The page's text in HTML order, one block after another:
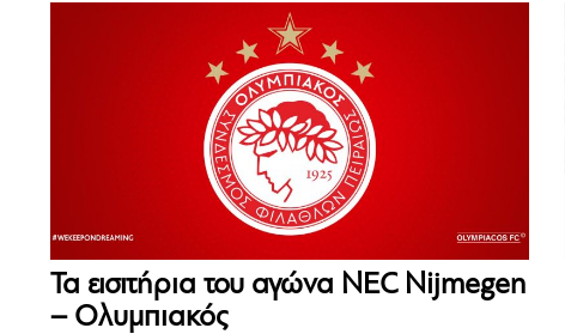
Τα εισιτήρια του αγώνα NEC Nijmegen
– Ολυμπιακός